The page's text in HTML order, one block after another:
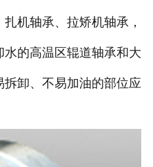
机轴承、拉矫机轴承，
的高温区辊道轴承和大
卸、不易加油的部位应